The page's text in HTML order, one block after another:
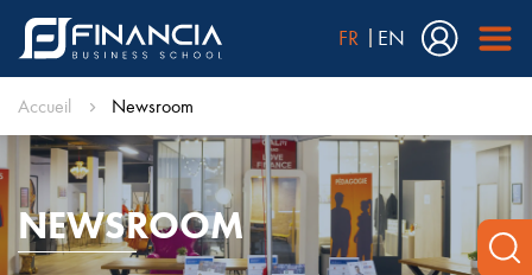
FR EN
Accueil Newsroom
NEWSROOM